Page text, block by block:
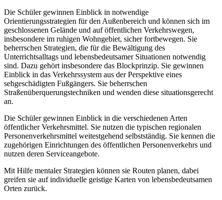
Die Schüler gewinnen Einblick in notwendige
Orientierungsstrategien für den Außenbereich und können sich im
geschlossenen Gelände und auf öffentlichen Verkehrswegen,
insbesondere im ruhigen Wohngebiet, sicher fortbewegen. Sie
beherrschen Strategien, die für die Bewältigung des
Unterrichtsalltags und lebensbedeutsamer Situationen notwendig
sind. Dazu gehört insbesondere das Blockprinzip. Sie gewinnen
Einblick in das Verkehrssystem aus der Perspektive eines
sehgeschädigten Fußgängers. Sie beherrschen
Straßenüberquerungstechniken und wenden diese situationsgerecht
an.
Die Schüler gewinnen Einblick in die verschiedenen Arten
öffentlicher Verkehrsmittel. Sie nutzen die typischen regionalen
Personenverkehrsmittel weitestgehend selbstständig. Sie kennen die
zugehörigen Einrichtungen des öffentlichen Personenverkehrs und
nutzen deren Serviceangebote.
Mit Hilfe mentaler Strategien können sie Routen planen, dabei
greifen sie auf individuelle geistige Karten von lebensbedeutsamen
Orten zurück.